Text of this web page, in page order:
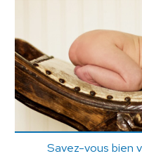
Savez-vous bien